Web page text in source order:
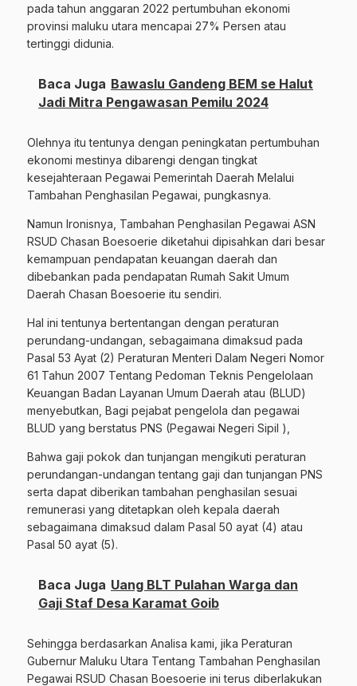
pada tahun anggaran 2022 pertumbuhan ekonomi
provinsi maluku utara mencapai 27% Persen atau
tertinggi didunia.
Baca Juga Bawaslu Gandeng BEM se Halut
Jadi Mitra Pengawasan Pemilu 2024
Olehnya itu tentunya dengan peningkatan pertumbuhan
ekonomi mestinya dibarengi dengan tingkat
kesejahteraan Pegawai Pemerintah Daerah Melalui
Tambahan Penghasilan Pegawai, pungkasnya.
Namun Ironisnya, Tambahan Penghasilan Pegawai ASN
RSUD Chasan Boesoerie diketahui dipisahkan dari besar
kemampuan pendapatan keuangan daerah dan
dibebankan pada pendapatan Rumah Sakit Umum
Daerah Chasan Boesoerie itu sendiri.
Hal ini tentunya bertentangan dengan peraturan
perundang-undangan, sebagaimana dimaksud pada
Pasal 53 Ayat (2) Peraturan Menteri Dalam Negeri Nomor
61 Tahun 2007 Tentang Pedoman Teknis Pengelolaan
Keuangan Badan Layanan Umum Daerah atau (BLUD)
menyebutkan, Bagi pejabat pengelola dan pegawai
BLUD yang berstatus PNS (Pegawai Negeri Sipil ),
Bahwa gaji pokok dan tunjangan mengikuti peraturan
perundangan-undangan tentang gaji dan tunjangan PNS
serta dapat diberikan tambahan penghasilan sesuai
remunerasi yang ditetapkan oleh kepala daerah
sebagaimana dimaksud dalam Pasal 50 ayat (4) atau
Pasal 50 ayat (5).
Baca Juga Uang BLT Pulahan Warga dan
Gaji Staf Desa Karamat Goib
Sehingga berdasarkan Analisa kami, jika Peraturan
Gubernur Maluku Utara Tentang Tambahan Penghasilan
Pegawai RSUD Chasan Boesoerie ini terus diberlakukan